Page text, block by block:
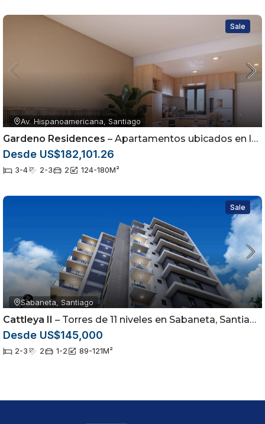
Sale
Av. Hispanoamericana, Santiago
Gardeno Residences – Apartamentos ubicados en la Av. Hispanoamericana dentro del sector Jardínes del Sur
Desde US$182,101.26
3-4 2-3 2 124-180M²
Sale
Sabaneta, Santiago
Cattleya II – Torres de 11 niveles en Sabaneta, Santiago
Desde US$145,000
2-3 2 1-2 89-121M²